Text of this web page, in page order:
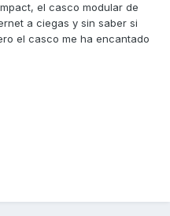
el casco modular de
a ciegas y sin saber si
el casco me ha encantado